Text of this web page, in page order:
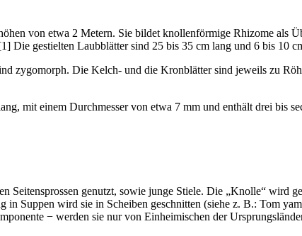
von etwa 2 Metern. Sie bildet knollenförmige Rhizome als
Die gestielten Laubblätter sind 25 bis 35 cm lang und 6 bis 10
zygomorph. Die Kelch- und die Kronblätter sind jeweils zu
mit einem Durchmesser von etwa 7 mm und enthält drei bis
genutzt, sowie junge Stiele. Die „Knolle“ wird
Suppen wird sie in Scheiben geschnitten (siehe z. B.: Tom
− werden sie nur von Einheimischen der